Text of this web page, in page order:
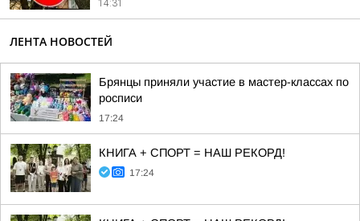
14:31
ЛЕНТА НОВОСТЕЙ
Брянцы приняли участие в мастер-классах по
росписи
17:24
КНИГА + СПОРТ = НАШ РЕКОРД!
17:24